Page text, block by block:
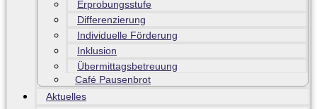
Erprobungsstufe
Differenzierung
Individuelle Förderung
Inklusion
Übermittagsbetreuung
Café Pausenbrot
Aktuelles